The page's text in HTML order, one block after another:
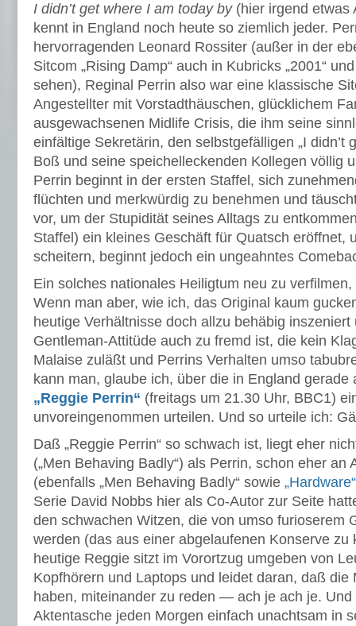
I didn’t get where I am today by (hier irgend etwas
kennt in England noch heute so ziemlich jeder.
hervorragenden Leonard Rossiter (außer in der
Sitcom „Rising Damp“ auch in Kubricks „2001“
sehen), Reginal Perrin also war eine klassische
Angestellter mit Vorstadthäuschen, glücklichem
ausgewachsenen Midlife Crisis, die ihm seine
einfältige Sekretärin, den selbstgefälligen „I didn’t
Boß und seine speichelleckenden Kollegen völlig
Perrin beginnt in der ersten Staffel, sich
flüchten und merkwürdig zu benehmen und
vor, um der Stupidität seines Alltags zu
Staffel) ein kleines Geschäft für Quatsch eröffnet,
scheitern, beginnt jedoch ein ungeahntes
Ein solches nationales Heiligtum neu zu
Wenn man aber, wie ich, das Original kaum
heutige Verhältnisse doch allzu behäbig
Gentleman-Attitüde auch zu fremd ist, die kein
Malaise zuläßt und Perrins Verhalten umso
kann man, glaube ich, über die in England gerade
„Reggie Perrin“ (freitags um 21.30 Uhr, BBC1)
unvoreingenommen urteilen. Und so urteile ich:
Daß „Reggie Perrin“ so schwach ist, liegt eher
(„Men Behaving Badly“) als Perrin, schon eher an
(ebenfalls „Men Behaving Badly“ sowie „Hardware“
Serie David Nobbs hier als Co-Autor zur Seite
den schwachen Witzen, die von umso furioserem
werden (das aus einer abgelaufenen Konserve zu
heutige Reggie sitzt im Vorortzug umgeben von
Kopfhörern und Laptops und leidet daran, daß die
haben, miteinander zu reden — ach je ach je.
Aktentasche jeden Morgen einfach unachtsam in